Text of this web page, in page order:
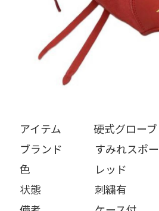
アイテム   硬式グローブ
ブランド   すみれスポ
色      レッド
状態     刺繍有